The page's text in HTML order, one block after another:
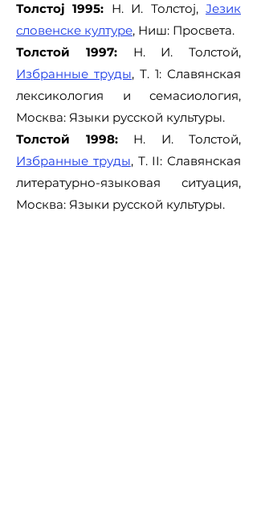
Толстој 1995: Н. И. Толстој,Језик
словенске културе, Ниш: Просвета.
Толстой 1997: Н. И. Толстой,
Избранные труды, Т. 1: Славянская
лексикология и семасиология,
Москва: Языки русской культуры.
Толстой 1998:Н. И. Толстой,
Избранные труды, Т. II: Славянская
литературно-языковая ситуация,
Москва: Языки русской культуры.